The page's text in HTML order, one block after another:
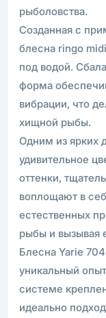
рыболовства.
Созданная с
блесна ringo
под водой.
форма
вибрации, что
хищной рыбы.
Одним из ярких
удивительное
оттенки,
воплощают в
естественных
рыбы и вызывая
Блесна Yarie
уникальный
системе
идеально